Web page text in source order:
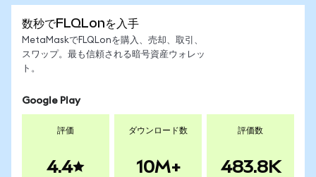
数秒でFLQLonを入手
MetaMaskでFLQLonを購入、売却、取引、
スワップ。最も信頼される暗号資産ウォレッ
ト。
Google Play
評価
4.4
ダウンロード数
10M+
評価数
483.8K